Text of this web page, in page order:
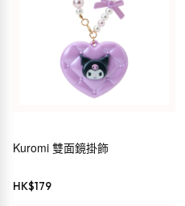
Kuromi 雙面鏡掛飾
HK$179